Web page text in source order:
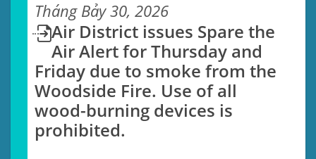
Tháng Bảy 30, 2026
Air District issues Spare the
Air Alert for Thursday and
Friday due to smoke from the
Woodside Fire. Use of all
wood-burning devices is
prohibited.